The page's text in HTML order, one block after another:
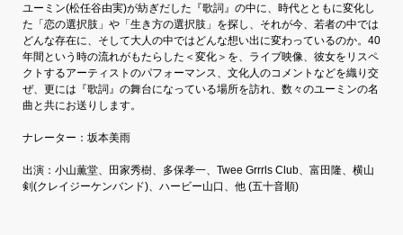
ユーミン(松任谷由実)が紡ぎだした『歌詞』の中に、時代とともに変化し
た「恋の選択肢」や「生き方の選択肢」を探し、それが今、若者の中では
どんな存在に、そして大人の中ではどんな想い出に変わっているのか。40
年間という時の流れがもたらした＜変化＞を、ライブ映像、彼女をリスペ
クトするアーティストのパフォーマンス、文化人のコメントなどを織り交
ぜ、更には『歌詞』の舞台になっている場所を訪れ、数々のユーミンの名
曲と共にお送りします。
ナレーター：坂本美雨
出演：小山薫堂、田家秀樹、多保孝一、Twee Grrrls Club、富田隆、横山
剣(クレイジーケンバンド)、ハービー山口、他 (五十音順)